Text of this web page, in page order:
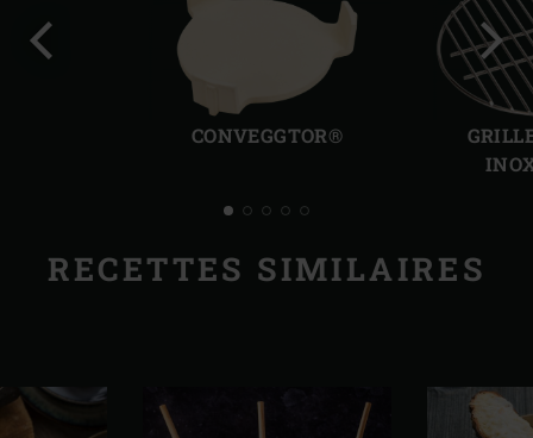
CONVEGGTOR®
RECETTES SIMILAIRES